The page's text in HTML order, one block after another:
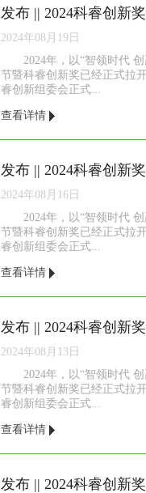
发布 || 2024科睿创新
2024年08月19日
2024年，以“智领时代
节暨科睿创新奖已经正式拉
睿创新组委会正式...
查看详情
发布 || 2024科睿创新
2024年08月16日
2024年，以“智领时代
节暨科睿创新奖已经正式拉
睿创新组委会正式...
查看详情
发布 || 2024科睿创新
2024年08月13日
2024年，以“智领时代
节暨科睿创新奖已经正式拉
睿创新组委会正式...
查看详情
发布 || 2024科睿创新